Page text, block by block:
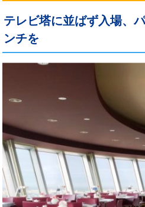
テレビ塔に並ばず入場、
ンチを